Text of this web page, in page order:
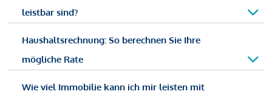
leistbar sind?
Haushaltsrechnung: So berechnen Sie Ihre
mögliche Rate
Wie viel Immobilie kann ich mir leisten mit